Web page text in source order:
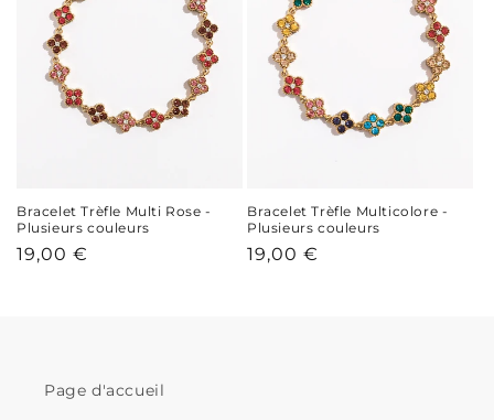
Bracelet Trèfle Multi Rose -
Plusieurs couleurs
Prix
19,00 €
Bracelet Trèfle Multicolore -
Plusieurs couleurs
Prix
19,00 €
Page d'accueil